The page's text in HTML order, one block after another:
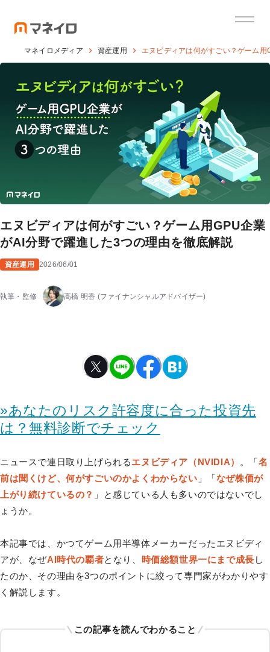
マネイロメディア 資産運用 エヌビディアは何がすごい？ゲーム
エヌビディアは何がすごい？ゲーム用GPU企業
がAI分野で躍進した3つの理由を徹底解説
資産運用 2026/06/01
執筆・監修 高橋 明香 (ファイナンシャルアドバイザー)
»あなたのリスク許容度に合った投資先
は？無料診断でチェック
ニュースで連日取り上げられるエヌビディア（NVIDIA） 。「名
前は聞くけど、何がすごいのかよくわからない 」「なぜ株価が
上がり続けているの？ 」と感じている人も多いのではないでし
ょうか。
本記事では、かつてゲーム用半導体メーカーだったエヌビディ
アが、なぜAI時代の覇者となり、 時価総額世界一にまで成長 し
たのか、その理由を3つのポイントに絞って専門家がわかりやす
く解説します。
この記事を読んでわかること